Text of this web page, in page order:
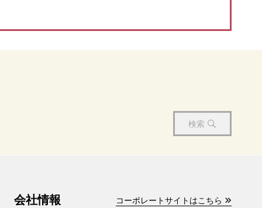
検索
会社情報 コーポレートサイトはこちら